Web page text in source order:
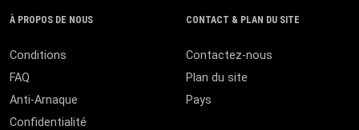
À PROPOS DE NOUS
Conditions
FAQ
Anti-Arnaque
Confidentialité
CONTACT & PLAN DU SITE
Contactez-nous
Plan du site
Pays